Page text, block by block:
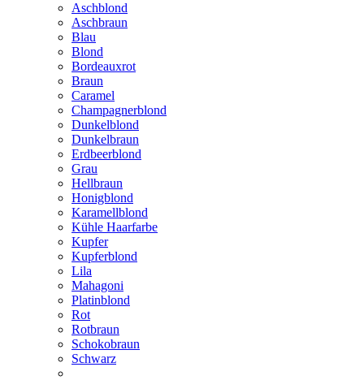
Aschblond
Aschbraun
Blau
Blond
Bordeauxrot
Braun
Caramel
Champagnerblond
Dunkelblond
Dunkelbraun
Erdbeerblond
Grau
Hellbraun
Honigblond
Karamellblond
Kühle Haarfarbe
Kupfer
Kupferblond
Lila
Mahagoni
Platinblond
Rot
Rotbraun
Schokobraun
Schwarz